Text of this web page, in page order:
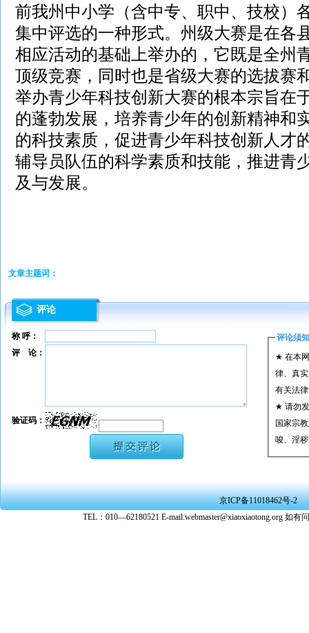
前我州中小学（含中专、职中、技校）
集中评选的一种形式。州级大赛是在各
相应活动的基础上举办的，它既是全州
顶级竞赛，同时也是省级大赛的选拔赛
举办青少年科技创新大赛的根本宗旨在
的蓬勃发展，培养青少年的创新精神和
的科技素质，促进青少年科技创新人才
辅导员队伍的科学素质和技能，推进青
及与发展。
文章主题词：
评论
称 呼： 评论须知
★ 在本
律、真
有关法
★ 请勿
国家宗
唆、淫
★ 承担
★ 在本
转载、
★ 参与
评 论：
验证码：
京ICP备11018462号-2
TEL：010—62180521 E-mail:webmaster@xiaoxiaotong.org 如